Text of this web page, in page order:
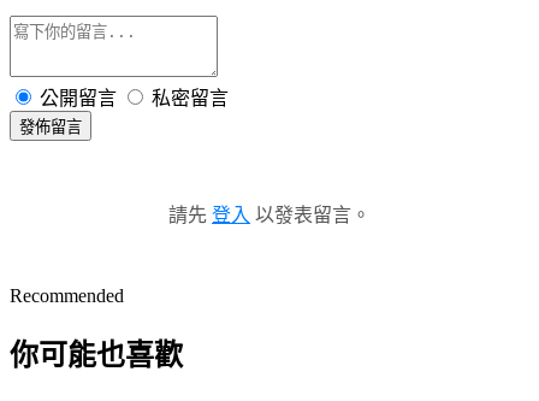
公開留言 私密留言
發佈留言
請先 登入 以發表留言。
Recommended
你可能也喜歡